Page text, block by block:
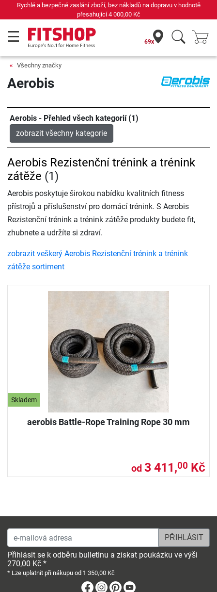
Rychlé a bezpečné zaslání zboží, bez nákladů na dopravu v hodnotě
přesahující4 000,00 Kč
69x
Všechny značky
Aerobis
Aerobis - Přehled všech kategorií (1)
zobrazit všechny kategorie
Skladem
aerobis Battle-Rope Training Rope 30 mm
od 3 411,00 Kč
Aerobis Rezistenční trénink a trénink
zátěže (1)
Aerobis poskytuje širokou nabídku kvalitních fitness
přístrojů a příslušenství pro domácí trénink. S Aerobis
Rezistenční trénink a trénink zátěže produkty budete fit,
zhubnete a udržíte si zdraví.
zobrazit veškerý Aerobis Rezistenční trénink a trénink
zátěže sortiment
e-mailová adresa
Přihlásit se k odběru bulletinu a získat poukázku ve výši
270,00 Kč *
* Lze uplatnit při nákupu od 1 350,00 Kč
Facebook
Instagram
Pinterest